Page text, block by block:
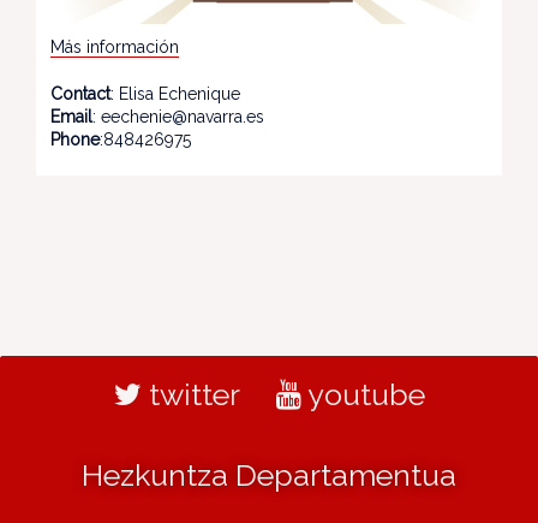
Más información
Contact: Elisa Echenique
Email: eechenie@navarra.es
Phone:848426975
twitter youtube
Hezkuntza Departamentua